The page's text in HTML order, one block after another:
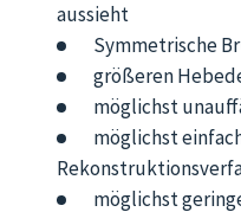
aussieht
Symmetrische
größeren
möglichst
möglichst
möglichst